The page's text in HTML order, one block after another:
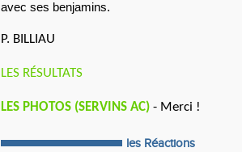
avec ses benjamins.
P. BILLIAU
LES RÉSULTATS
LES PHOTOS (SERVINS AC) - Merci !
les Réactions